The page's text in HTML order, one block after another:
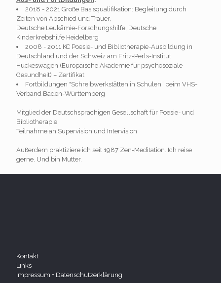
2018 - 2021 Große Basisqualifikation: Begleitung durch
Zeiten von Abschied und Trauer,
Deutsche Leukämie-Forschungshilfe, Deutsche
Kinderkrebshilfe Heidelberg
2008 - 2011 KC Poesie- und Bibliotherapie-Ausbildung in
Deutschland und der Schweiz am Fritz-Perls-Institut
Hückeswagen (Europäische Akademie für psychosoziale
Gesundheit) – Zertifikat
Fortbildungen "Schreibwerkstätten in Schulen“ beim VHS-
Verband Baden-Württemberg
Mitglied der Deutschsprachigen Gesellschaft für Poesie- und
Bibliotherapie
Teilnahme an Supervision und Intervision
Außerdem praktiziere ich seit 1987 Zen-Meditation. Ich reise
gerne. Und bin Mutter.
Kontakt
Links
Impressum + Datenschutzerklärung